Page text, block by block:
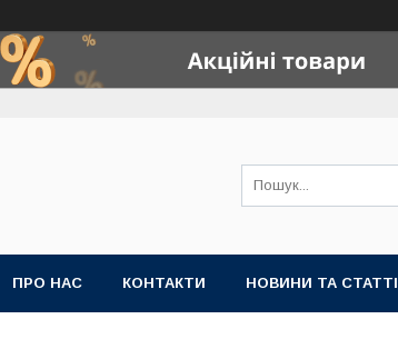
ПРО НАС КОНТАКТИ НОВИНИ ТА СТАТТІ